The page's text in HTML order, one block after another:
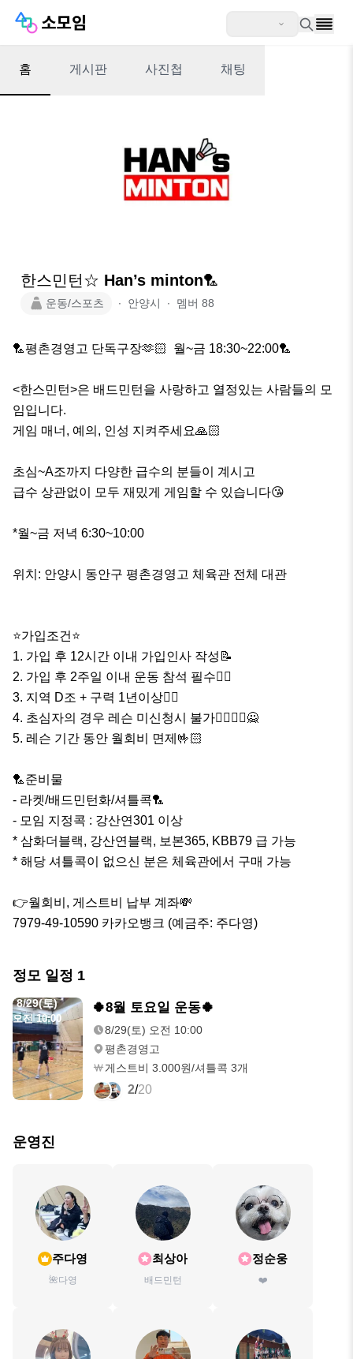
홈 게시판 사진첩 채팅
한스민턴☆ Han’s minton🏸
운동/스포츠 ∙ 안양시 ∙ 멤버 88
🏸평촌경영고 단독구장🫶🏻  월~금 18:30~22:00🏸
<한스민턴>은 배드민턴을 사랑하고 열정있는 사람들의 모
임입니다.
게임 매너, 예의, 인성 지켜주세요🙏🏻
초심~A조까지 다양한 급수의 분들이 계시고
급수 상관없이 모두 재밌게 게임할 수 있습니다😘
*월~금 저녁 6:30~10:00
위치: 안양시 동안구 평촌경영고 체육관 전체 대관
⭐️가입조건⭐️
1. 가입 후 12시간 이내 가입인사 작성📝
2. 가입 후 2주일 이내 운동 참석 필수🤼‍♂️
3. 지역 D조 + 구력 1년이상👌🏻
4. 초심자의 경우 레슨 미신청시 불가🙅‍♂️🙅‍♀️🙅
5. 레슨 기간 동안 월회비 면제🤟🏻
🏸준비물
- 라켓/배드민턴화/셔틀콕🏸
- 모임 지정콕 : 강산연301 이상
* 삼화더블랙, 강산연블랙, 보본365, KBB79 급 가능
* 해당 셔틀콕이 없으신 분은 체육관에서 구매 가능
👉월회비, 게스트비 납부 계좌💸
7979-49-10590 카카오뱅크 (예금주: 주다영)
정모 일정 1
8/29(토)
오전 10:00
🍀8월 토요일 운동🍀
8/29(토) 오전 10:00
평촌경영고
게스트비 3.000원/셔틀콕 3개
2/20
운영진
주다영
🌺다영
최상아
배드민턴
정순웅
❤️